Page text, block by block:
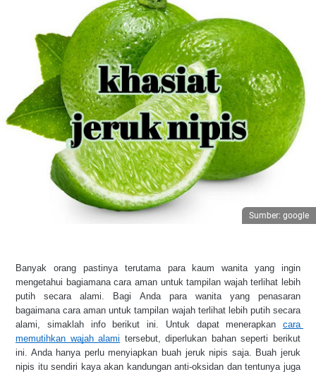
Sumber: google
Banyak orang pastinya terutama para kaum wanita yang ingin
mengetahui bagiamana cara aman untuk tampilan wajah terlihat lebih
putih secara alami. Bagi Anda para wanita yang penasaran
bagaimana cara aman untuk tampilan wajah terlihat lebih putih secara
alami, simaklah info berikut ini. Untuk dapat menerapkan cara
memutihkan wajah alami tersebut, diperlukan bahan seperti berikut
ini. Anda hanya perlu menyiapkan buah jeruk nipis saja. Buah jeruk
nipis itu sendiri kaya akan kandungan anti-oksidan dan tentunya juga